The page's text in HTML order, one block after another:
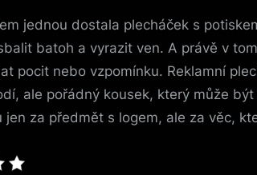
jednou dostala plecháček s
batoh a vyrazit ven. A právě v
pocit nebo vzpomínku. Reklamní
ale pořádný kousek, který může
jen za předmět s logem, ale za věc,